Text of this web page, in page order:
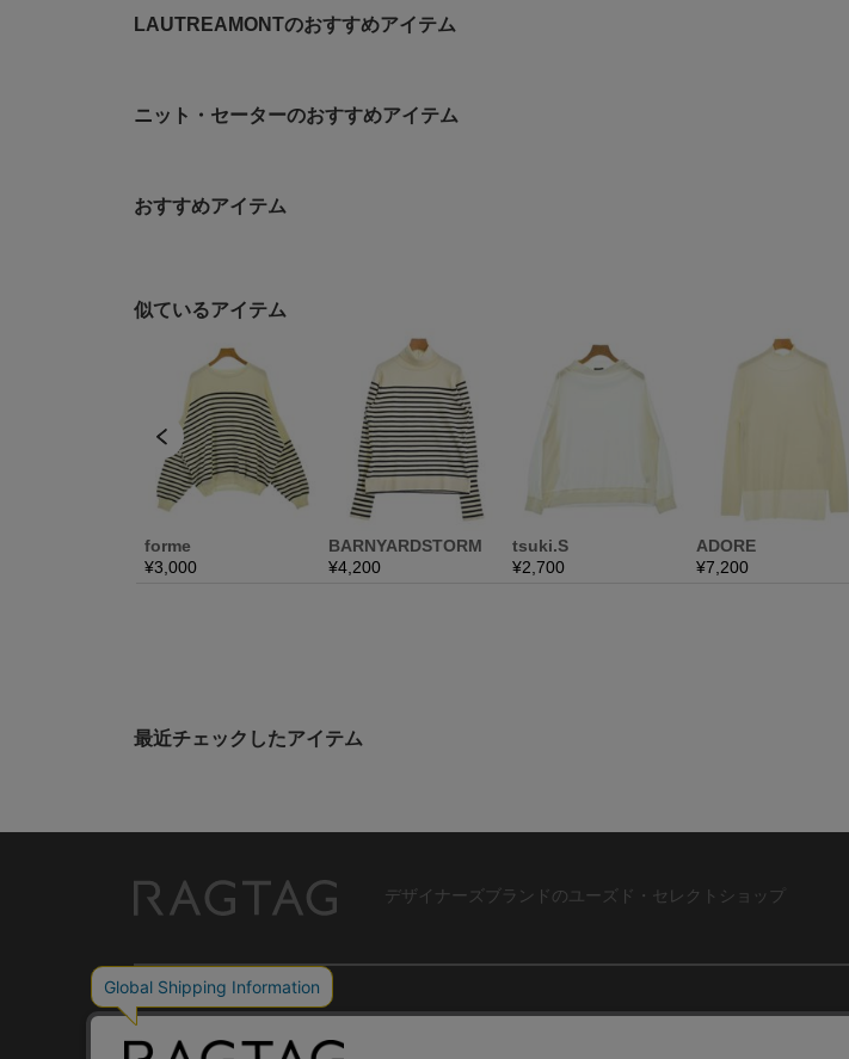
LAUTREAMONTのおすすめアイテム
ニット・セーターのおすすめアイテム
おすすめアイテム
最近チェックしたアイテム
デザイナーズブランドのユーズド・セレクトショップ
USER GUIDE